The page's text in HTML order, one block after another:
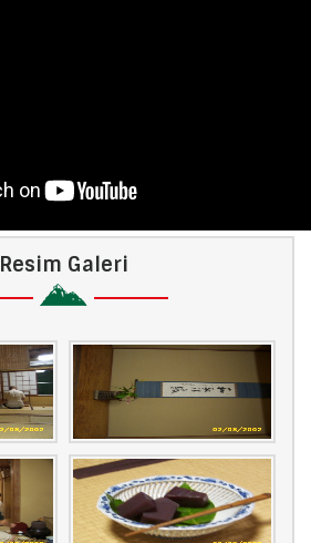
Resim Galeri